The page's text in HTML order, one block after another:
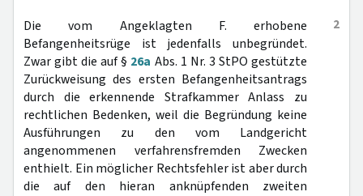
2
Die vom Angeklagten F. erhobene
Befangenheitsrüge ist jedenfalls unbegründet.
Zwar gibt die auf § 26a Abs. 1 Nr. 3 StPO gestützte
Zurückweisung des ersten Befangenheitsantrags
durch die erkennende Strafkammer Anlass zu
rechtlichen Bedenken, weil die Begründung keine
Ausführungen zu den vom Landgericht
angenommenen verfahrensfremden Zwecken
enthielt. Ein möglicher Rechtsfehler ist aber durch
die auf den hieran anknüpfenden zweiten